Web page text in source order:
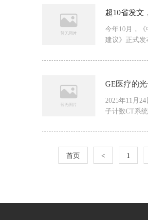
超10省发文
今年10月，
建议》正式
GE医疗的
2025年11月
子计数CT系
首页 < 1